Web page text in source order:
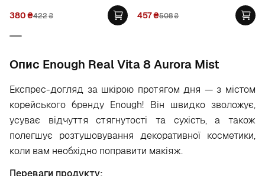
380₴422₴ 457₴508₴
Опис Enough Real Vita 8 Aurora Mist
Експрес-догляд за шкірою протягом дня — з містом
корейського бренду Enough! Він швидко зволожує,
усуває відчуття стягнутості та сухість, а також
полегшує розтушовування декоративної косметики,
коли вам необхідно поправити макіяж.
Переваги продукту: